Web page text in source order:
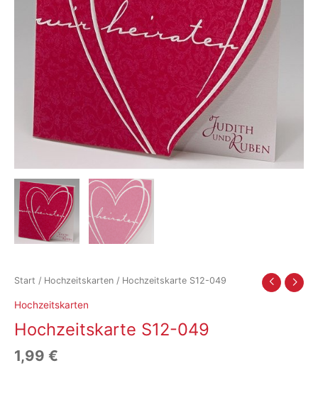
Start / Hochzeitskarten / Hochzeitskarte S12-049
Hochzeitskarten
Hochzeitskarte S12-049
1,99 €